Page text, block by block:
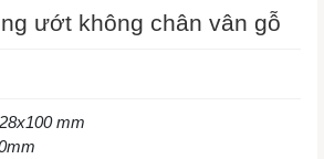
ướt không chân vân gỗ
mm